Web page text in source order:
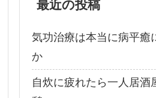
最近の投稿
気功治療は本当に病平癒
か
自炊に疲れたら一人居酒